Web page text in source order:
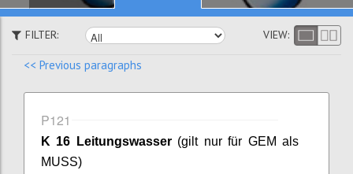
FILTER: VIEW:
<< Previous paragraphs
P121
K 16 Leitungswasser (gilt nur für GEM als
MUSS)